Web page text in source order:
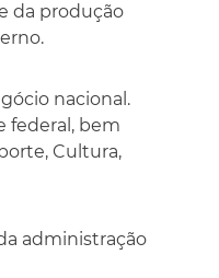
da produção
nacional.
federal, bem
Cultura,
administração